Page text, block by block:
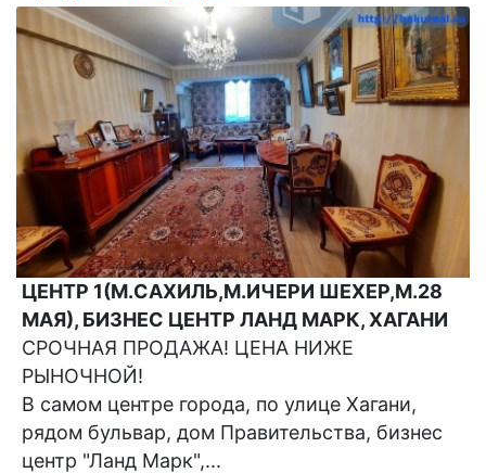
ЦЕНТР 1(М.САХИЛЬ,М.ИЧЕРИ ШЕХЕР,М.28
МАЯ), БИЗНЕС ЦЕНТР ЛАНД МАРК, ХАГАНИ
СРОЧНАЯ ПРОДАЖА! ЦЕНА НИЖЕ
РЫНОЧНОЙ!
В самом центре города, по улице Хагани,
рядом бульвар, дом Правительства, бизнес
центр "Ланд Марк",...